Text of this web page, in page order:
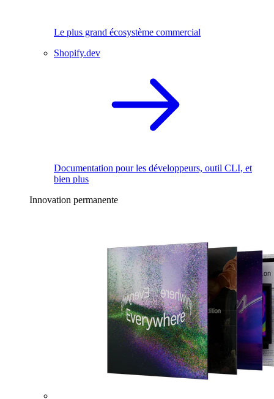
Le plus grand écosystème commercial
Shopify.dev
Documentation pour les développeurs, outil CLI, et
bien plus
Innovation permanente